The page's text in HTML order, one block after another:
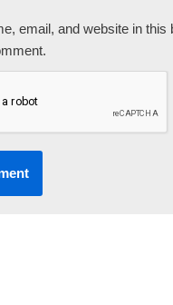
email, and website in this